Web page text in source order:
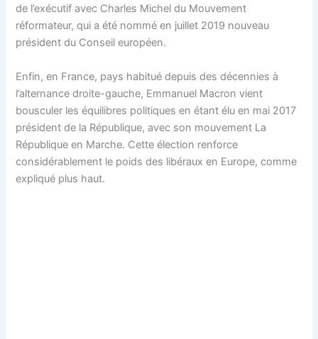
de l’exécutif avec Charles Michel du Mouvement
réformateur, qui a été nommé en juillet 2019 nouveau
président du Conseil européen.
Enfin, en France, pays habitué depuis des décennies à
l’alternance droite-gauche, Emmanuel Macron vient
bousculer les équilibres politiques en étant élu en mai 2017
président de la République, avec son mouvement La
République en Marche. Cette élection renforce
considérablement le poids des libéraux en Europe, comme
expliqué plus haut.